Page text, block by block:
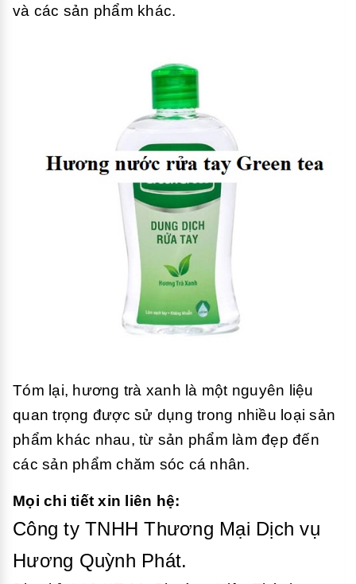
và các sản phẩm khác.
Tóm lại, hương trà xanh là một nguyên liệu
quan trọng được sử dụng trong nhiều loại sản
phẩm khác nhau, từ sản phẩm làm đẹp đến
các sản phẩmchăm sóc cá nhân.
Mọi chi tiết xin liên hệ:
Công ty TNHH Thương Mại Dịch vụ
Hương Quỳnh Phát.